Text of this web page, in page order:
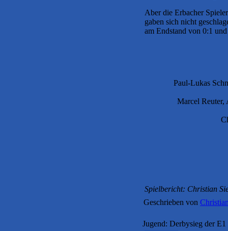
Aber die Erbacher
gaben sich nicht
am Endstand von 0:1
Paul-Lukas
Marcel Reuter,
Spielbericht: Christian
Geschrieben von
Jugend: Derbysieg der